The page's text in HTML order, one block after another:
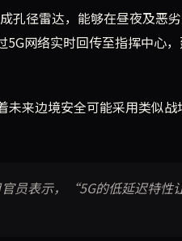
孔径雷达，能够在昼夜及恶
网络实时回传至指挥中心
来边境安全可能采用类似战
员表示，“5G的低延迟特性